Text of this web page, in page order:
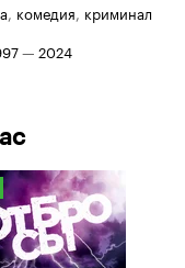
, комедия, криминал
— 2024